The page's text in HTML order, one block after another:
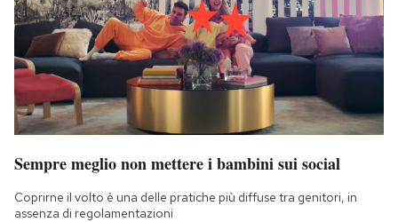
Sempre meglio non mettere i bambini sui social
Coprirne il volto è una delle pratiche più diffuse tra genitori, in
assenza di regolamentazioni